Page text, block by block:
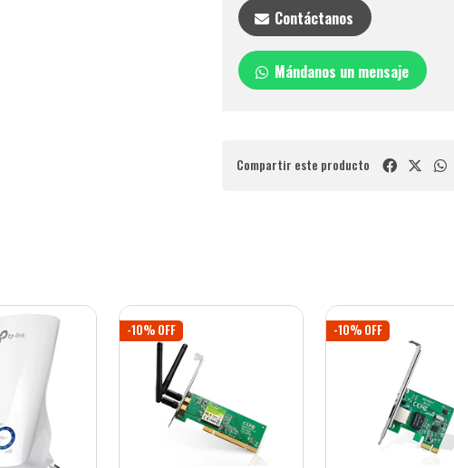
Contáctanos
Mándanos un mensaje
Compartir este producto
-10% OFF -10% OFF